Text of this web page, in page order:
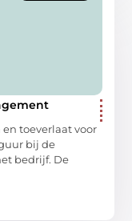
toeverlaat voor
bij de
bedrijf. De